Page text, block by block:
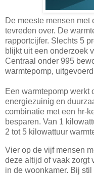
De meeste mensen
tevreden over. De
rapportcijfer. Slechts 5
blijkt uit een onderzoek
Centraal onder 995
warmtepomp,
Een warmtepomp werkt
energiezuinig en
combinatie met een hr-
besparen. Van 1
2 tot 5 kilowattuur
Vier op de vijf mensen
deze altijd of vaak zorgt
in de woonkamer. Bij